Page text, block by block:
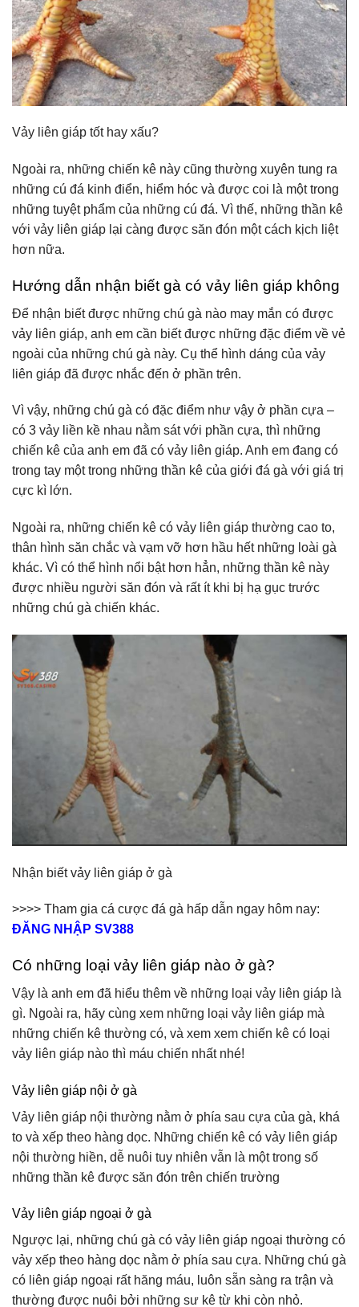
Vảy liên giáp tốt hay xấu?
Ngoài ra, những chiến kê này cũng thường xuyên tung ra
những cú đá kinh điển, hiểm hóc và được coi là một trong
những tuyệt phẩm của những cú đá. Vì thế, những thần kê
với vảy liên giáp lại càng được săn đón một cách kịch liệt
hơn nữa.
Hướng dẫn nhận biết gà có vảy liên giáp không
Để nhận biết được những chú gà nào may mắn có được
vảy liên giáp, anh em cần biết được những đặc điểm về vẻ
ngoài của những chú gà này. Cụ thể hình dáng của vảy
liên giáp đã được nhắc đến ở phần trên.
Vì vậy, những chú gà có đặc điểm như vậy ở phần cựa –
có 3 vảy liền kề nhau nằm sát với phần cựa, thì những
chiến kê của anh em đã có vảy liên giáp. Anh em đang có
trong tay một trong những thần kê của giới đá gà với giá trị
cực kì lớn.
Ngoài ra, những chiến kê có vảy liên giáp thường cao to,
thân hình săn chắc và vạm vỡ hơn hầu hết những loài gà
khác. Vì có thể hình nổi bật hơn hẳn, những thần kê này
được nhiều người săn đón và rất ít khi bị hạ gục trước
những chú gà chiến khác.
Nhận biết vảy liên giáp ở gà
>>>> Tham gia cá cược đá gà hấp dẫn ngay hôm nay:
ĐĂNG NHẬP SV388
Có những loại vảy liên giáp nào ở gà?
Vậy là anh em đã hiểu thêm về những loại vảy liên giáp là
gì. Ngoài ra, hãy cùng xem những loại vảy liên giáp mà
những chiến kê thường có, và xem xem chiến kê có loại
vảy liên giáp nào thì máu chiến nhất nhé!
Vảy liên giáp nội ở gà
Vảy liên giáp nội thường nằm ở phía sau cựa của gà, khá
to và xếp theo hàng dọc. Những chiến kê có vảy liên giáp
nội thường hiền, dễ nuôi tuy nhiên vẫn là một trong số
những thần kê được săn đón trên chiến trường
Vảy liên giáp ngoại ở gà
Ngược lại, những chú gà có vảy liên giáp ngoại thường có
vảy xếp theo hàng dọc nằm ở phía sau cựa. Những chú gà
có liên giáp ngoại rất hăng máu, luôn sẵn sàng ra trận và
thường được nuôi bởi những sư kê từ khi còn nhỏ.